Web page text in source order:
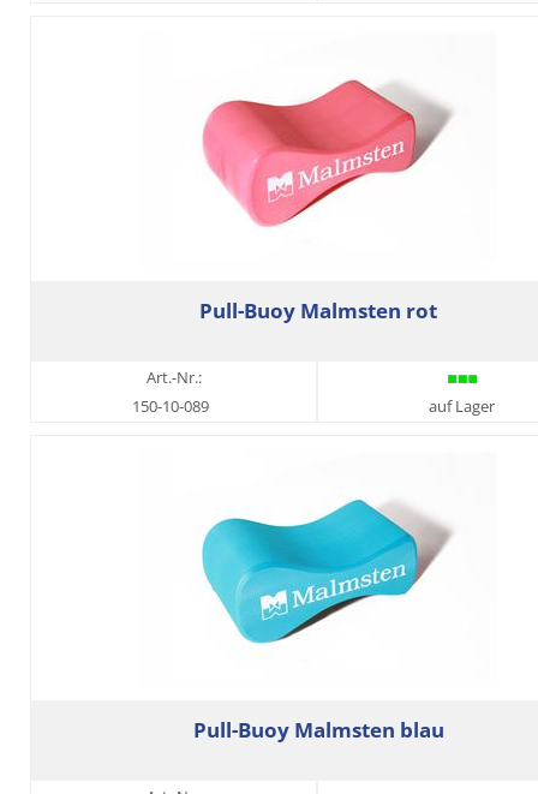
Pull-Buoy Malmsten rot
Art.-Nr.:
150-10-089
auf Lager
Pull-Buoy Malmsten blau